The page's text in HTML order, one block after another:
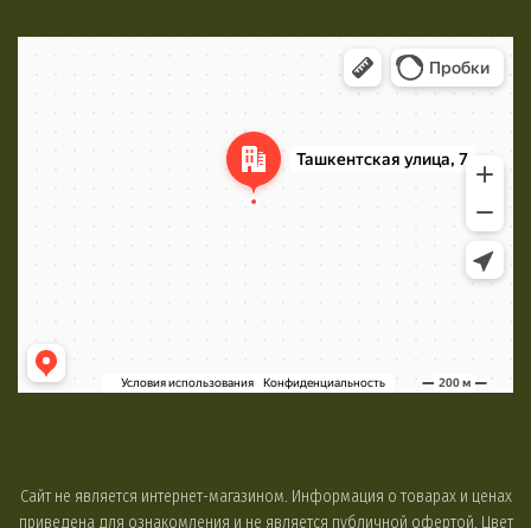
Сайт не является интернет-магазином. Информация о товарах и ценах
приведена для ознакомления и не является публичной офертой. Цвет